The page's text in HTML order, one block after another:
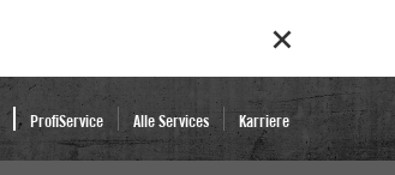
ProfiService Alle Services Karriere